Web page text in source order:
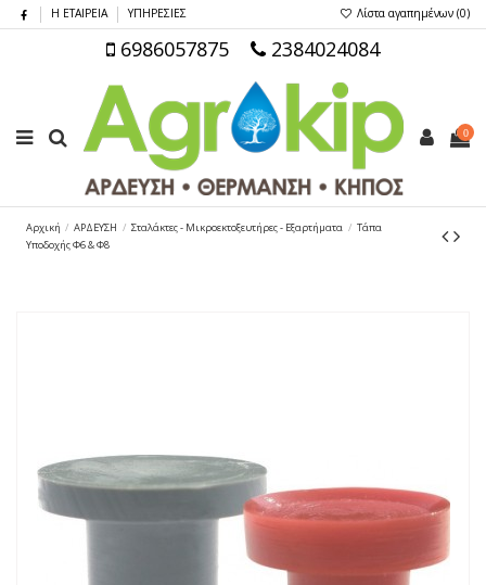
Η ΕΤΑΙΡΕΙΑ ΥΠΗΡΕΣΙΕΣ Λίστα αγαπημένων (0)
6986057875 2384024084
0
Αρχική ΑΡΔΕΥΣΗ Σταλάκτες - Μικροεκτοξευτήρες - Εξαρτήματα
Τάπα
Υποδοχής Φ6 & Φ8